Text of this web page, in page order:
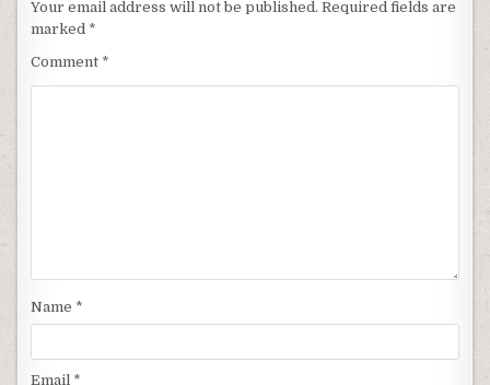
Your email address will not be published. Required fields are
marked *
Comment *
Name *
Email *